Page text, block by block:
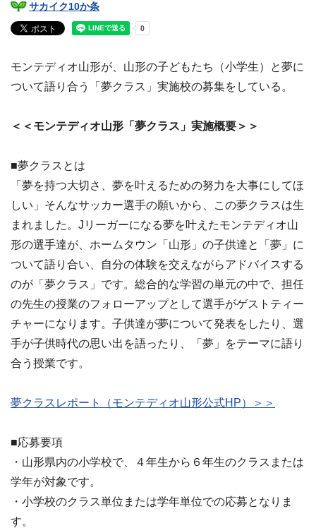
サカイク10か条
モンテディオ山形が、山形の子どもたち（小学生）と夢に
ついて語り合う「夢クラス」実施校の募集をしている。
＜＜モンテディオ山形「夢クラス」実施概要＞＞
■夢クラスとは
「夢を持つ大切さ、夢を叶えるための努力を大事にしてほ
しい」そんなサッカー選手の願いから、この夢クラスは生
まれました。Jリーガーになる夢を叶えたモンテディオ山
形の選手達が、ホームタウン「山形」の子供達と「夢」に
ついて語り合い、自分の体験を交えながらアドバイスする
のが「夢クラス」です。総合的な学習の単元の中で、担任
の先生の授業のフォローアップとして選手がゲストティー
チャーになります。子供達が夢について発表をしたり、選
手が子供時代の思い出を語ったり、「夢」をテーマに語り
合う授業です。
夢クラスレポート（モンテディオ山形公式HP）＞＞
■応募要項
・山形県内の小学校で、４年生から６年生のクラスまたは
学年が対象です。
・小学校のクラス単位または学年単位での応募となりま
す。